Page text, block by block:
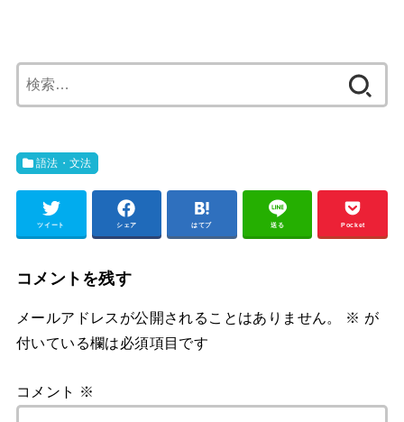
索:
語法・文法
ツイート シェア はてブ 送る Pocket
コメントを残す
メールアドレスが公開されることはありません。 ※ が
付いている欄は必須項目です
コメント ※